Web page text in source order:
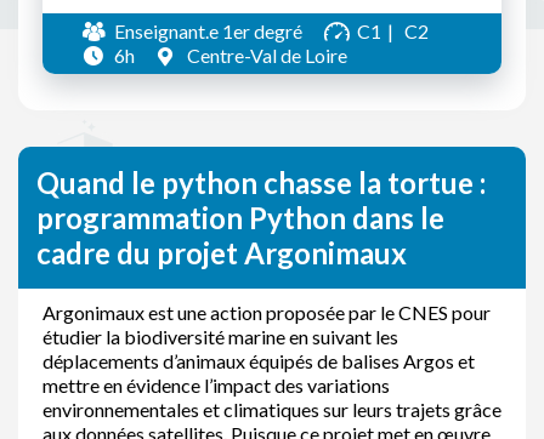
Enseignant.e 1er degré C1
C2
6h
Centre-Val de Loire
Quand le python chasse la tortue :
programmation Python dans le
cadre du projet Argonimaux
Argonimaux est une action proposée par le CNES pour
étudier la biodiversité marine en suivant les
déplacements d’animaux équipés de balises Argos et
mettre en évidence l’impact des variations
environnementales et climatiques sur leurs trajets grâce
aux données satellites. Puisque ce projet met en œuvre